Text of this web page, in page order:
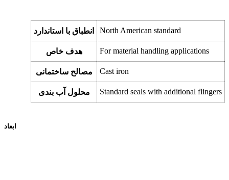
انطباق با استاندارد North American standard
هدف خاص For material handling applications
مصالح ساختمانی Cast iron
محلول آب بندی Standard seals with additional flingers
ابعاد